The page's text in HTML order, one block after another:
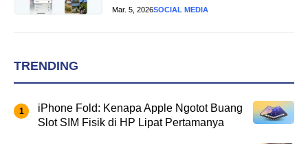
Mar. 5, 2026SOCIAL MEDIA
TRENDING
iPhone Fold: Kenapa Apple Ngotot Buang
Slot SIM Fisik di HP Lipat Pertamanya